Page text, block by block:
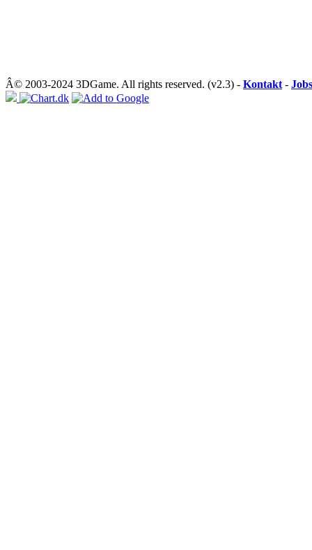
Â© 2003-2024 3DGame. All rights reserved. (v2.3) - Kontakt - Jobs